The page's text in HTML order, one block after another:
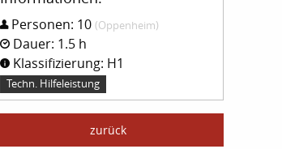
Personen: 10 (Oppenheim)
Dauer: 1.5 h
Klassifizierung: H1
Techn. Hilfeleistung
zurück